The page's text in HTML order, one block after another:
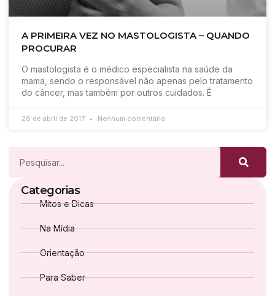
A PRIMEIRA VEZ NO MASTOLOGISTA – QUANDO
PROCURAR
O mastologista é o médico especialista na saúde da
mama, sendo o responsável não apenas pelo tratamento
do câncer, mas também por outros cuidados. É
28 de abril de 2017 Nenhum comentário
Categorias
Mitos e Dicas
Na Mídia
Orientação
Para Saber